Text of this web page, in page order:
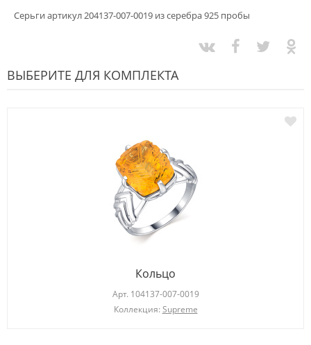
Серьги артикул 204137-007-0019 из серебра 925 пробы
ВЫБЕРИТЕ ДЛЯ КОМПЛЕКТА
Кольцо
Арт. 104137-007-0019
Коллекция: Supreme